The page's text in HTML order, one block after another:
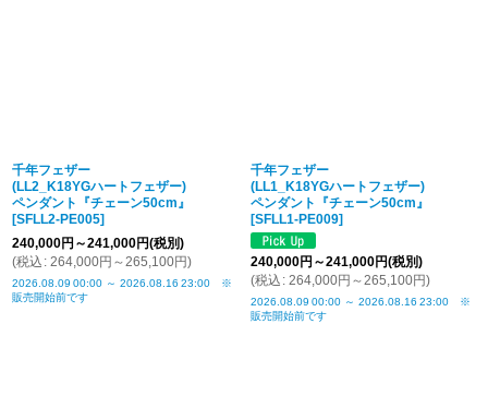
千年フェザー
(LL2_K18YGハートフェザー)
ペンダント『チェーン50cm』
[SFLL2-PE005]
240,000円 ～241,000円(税別)
(税込 : 264,000円 ～265,100円)
2026.08.09 00:00 ～ 2026.08.16 23:00 ※
販売開始前です
千年フェザー
(LL1_K18YGハートフェザー)
ペンダント『チェーン50cm』
[SFLL1-PE009]
240,000円 ～241,000円(税別)
(税込 : 264,000円 ～265,100円)
2026.08.09 00:00 ～ 2026.08.16 23:00 ※
販売開始前です